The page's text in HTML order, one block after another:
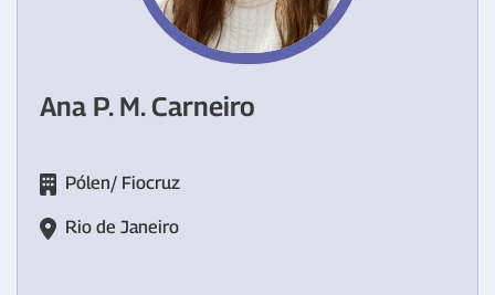
Ana P. M. Carneiro
Pólen/ Fiocruz
Rio de Janeiro